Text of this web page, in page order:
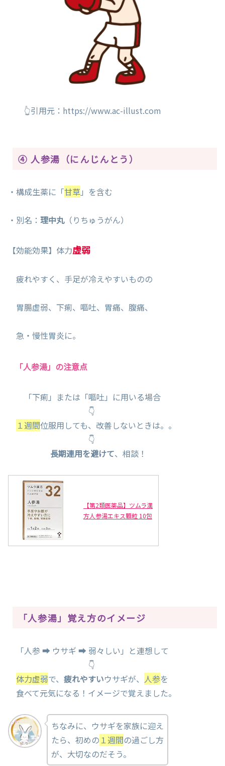
👆引用元：https://www.ac-illust.com
④ 人参湯（にんじんとう）
・構成生薬に「甘草」を含む
・別名： 理中丸（りちゅうがん）
【効能効果】体力虚弱
疲れやすく、手足が冷えやすいものの
胃腸虚弱、下痢、嘔吐、胃痛、腹痛、
急・慢性胃炎に。
「人参湯」の注意点
「下痢」または「嘔吐」に用いる場合
👇
１週間位服用しても、改善しないときは。。
👇
長期連用を避けて、相談！
【第2類医薬品】ツムラ漢
方人参湯エキス顆粒 10包
「人参湯」覚え方のイメージ
「人参 ➡ ウサギ ➡ 弱々しい」と連想して
👇
体力虚弱で、 疲れやすいウサギが、 人参を
食べて元気になる！イメージで覚えました。
ちなみに、ウサギを家族に迎え
たら、初めの １週間の過ごし方
が、大切なのだそう。